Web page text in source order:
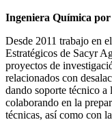
Ingeniera Química
Desde 2011 trabajo en
Estratégicos de Sacyr
proyectos de
relacionados con
dando soporte técnico a
colaborando en la
técnicas, así como con